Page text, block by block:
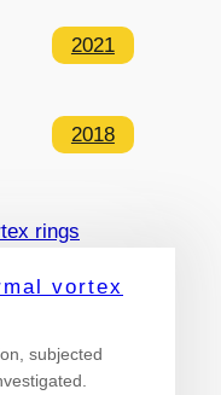
2021
2018
vortex
subjected